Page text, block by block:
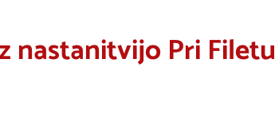
nastanitvijo Pri Filetu